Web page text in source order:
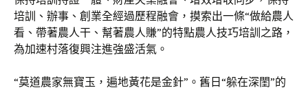
培訓、辦事、創業全經過歷程融會，摸索出一條“做給農人
看、帶著農人干、幫著農人賺”的特點農人技巧培訓之路，
為加速村落復興注進強盛活氣。
“莫道農家無寶玉，遍地黃花是金針”。舊日“躲在深閨”的